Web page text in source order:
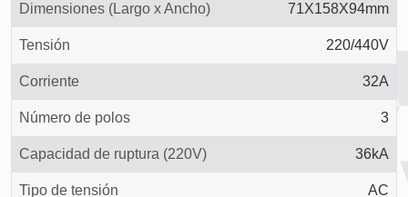
Dimensiones (Largo x Ancho) 71X158X94mm
Tensión 220/440V
Corriente 32A
Número de polos 3
Capacidad de ruptura (220V) 36kA
Tipo de tensión AC